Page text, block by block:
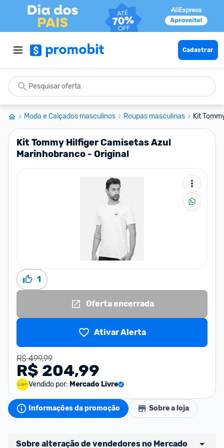
Cadastrar
Moda e Calçados masculinos Roupas masculinas Kit
Kit Tommy Hilfiger Camisetas Azul
Marinhobranco - Original
1
Oferta encerrada
Ativar Alerta
R$ 499,99
R$ 204,99
Vendido por: Mercado Livre
Informações da promoção Sobre a loja
Sobre alteração de vendedores no Mercado